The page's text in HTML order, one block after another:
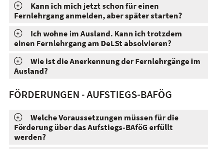
Kann ich mich jetzt schon für einen
Fernlehrgang anmelden, aber später starten?
Ich wohne im Ausland. Kann ich trotzdem
einen Fernlehrgang am DeLSt absolvieren?
Wie ist die Anerkennung der Fernlehrgänge im
Ausland?
FÖRDERUNGEN - AUFSTIEGS-BAFÖG
Welche Voraussetzungen müssen für die
Förderung über das Aufstiegs-BAföG erfüllt
werden?